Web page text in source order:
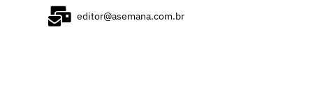
editor@asemana.com.br